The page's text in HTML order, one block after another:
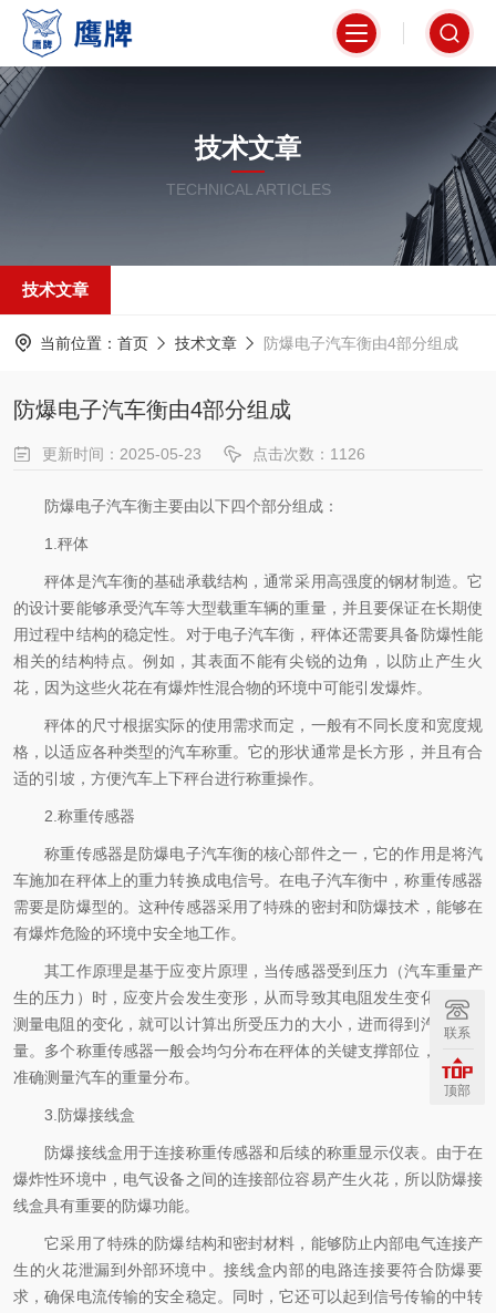
技术文章
TECHNICAL ARTICLES
技术文章
当前位置： 首页 技术文章 防爆电子汽车衡由4部分组成
防爆电子汽车衡由4部分组成
更新时间：2025-05-23 点击次数：1126
防爆电子汽车衡主要由以下四个部分组成：
1.秤体
秤体是汽车衡的基础承载结构，通常采用高强度的钢材制造。它
的设计要能够承受汽车等大型载重车辆的重量，并且要保证在长期使
用过程中结构的稳定性。对于电子汽车衡，秤体还需要具备防爆性能
相关的结构特点。例如，其表面不能有尖锐的边角，以防止产生火
花，因为这些火花在有爆炸性混合物的环境中可能引发爆炸。
秤体的尺寸根据实际的使用需求而定，一般有不同长度和宽度规
格，以适应各种类型的汽车称重。它的形状通常是长方形，并且有合
适的引坡，方便汽车上下秤台进行称重操作。
2.称重传感器
称重传感器是防爆电子汽车衡的核心部件之一，它的作用是将汽
车施加在秤体上的重力转换成电信号。在电子汽车衡中，称重传感器
需要是防爆型的。这种传感器采用了特殊的密封和防爆技术，能够在
有爆炸危险的环境中安全地工作。
其工作原理是基于应变片原理，当传感器受到压力（汽车重量产
生的压力）时，应变片会发生变形，从而导致其电阻发生变化。通过
测量电阻的变化，就可以计算出所受压力的大小，进而得到汽车的重
量。多个称重传感器一般会均匀分布在秤体的关键支撑部位，以确保
准确测量汽车的重量分布。
3.防爆接线盒
防爆接线盒用于连接称重传感器和后续的称重显示仪表。由于在
爆炸性环境中，电气设备之间的连接部位容易产生火花，所以防爆接
线盒具有重要的防爆功能。
它采用了特殊的防爆结构和密封材料，能够防止内部电气连接产
生的火花泄漏到外部环境中。接线盒内部的电路连接要符合防爆要
求，确保电流传输的安全稳定。同时，它还可以起到信号传输的中转
联系
顶部